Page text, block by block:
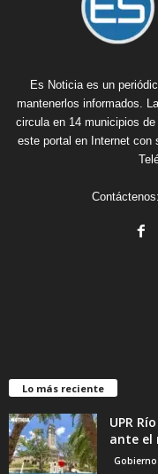
Es Noticia es un
mantenerlos informados.
circula en 14 municipios
este portal en Internet con
Contáctenos:
Lo más reciente
UPR
ante el
Gobierno